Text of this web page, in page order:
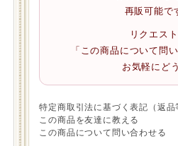
再販可能で
リクエス
「この商品について問
お気軽にど
特定商取引法に基づく表記（返品
この商品を友達に教える
この商品について問い合わせる